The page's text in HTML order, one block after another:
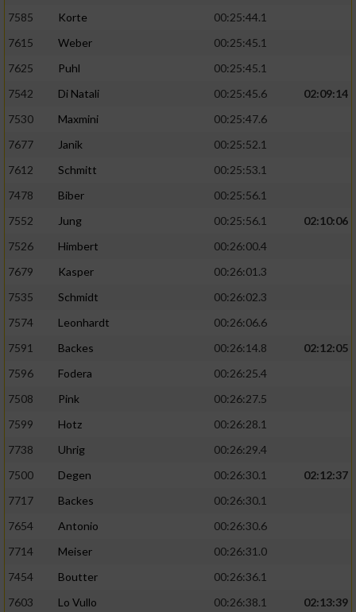
7585
Korte
00:25:44.1
7615
Weber
00:25:45.1
7625
Puhl
00:25:45.1
7542
Di Natali 00:25:45.6
02:09:14
7530
Maxmini
00:25:47.6
7677
Janik
00:25:52.1
7612
Schmitt
00:25:53.1
7478
Biber
00:25:56.1
7552
Jung 00:25:56.1
02:10:06
7526
Himbert
00:26:00.4
7679
Kasper
00:26:01.3
7535
Schmidt
00:26:02.3
7574
Leonhardt
00:26:06.6
7591
Backes 00:26:14.8
02:12:05
7596
Fodera
00:26:25.4
7508
Pink
00:26:27.5
7599
Hotz
00:26:28.1
7738
Uhrig
00:26:29.4
7500
Degen 00:26:30.1
02:12:37
7717
Backes
00:26:30.1
7654
Antonio
00:26:30.6
7714
Meiser
00:26:31.0
7454
Boutter
00:26:36.1
7603
Lo Vullo 00:26:38.1
02:13:39